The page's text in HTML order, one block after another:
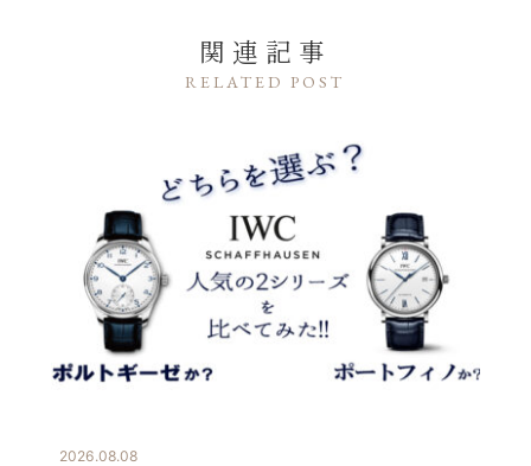
関連記事
RELATED POST
2026.08.08